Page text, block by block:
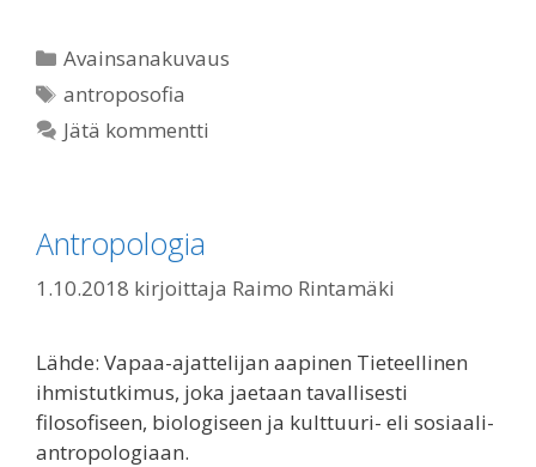
Kategoriat
Avainsanakuvaus
Avainsanat
antroposofia
Jätä kommentti
Antropologia
1.10.2018 kirjoittaja Raimo Rintamäki
Lähde: Vapaa-ajattelijan aapinen Tieteellinen
ihmistutkimus, joka jaetaan tavallisesti
filosofiseen, biologiseen ja kulttuuri- eli sosiaali-
antropologiaan.